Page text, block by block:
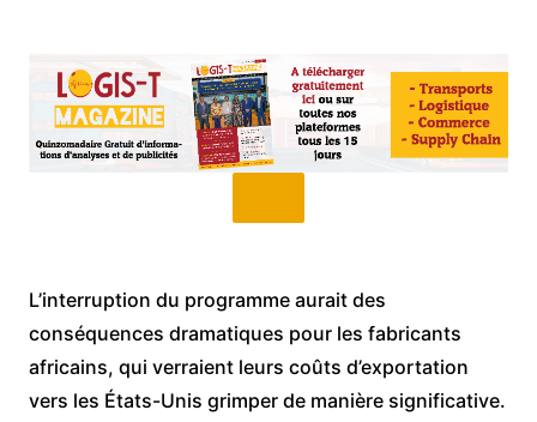
L’interruption du programme aurait des
conséquences dramatiques pour les fabricants
africains, qui verraient leurs coûts d’exportation
vers les États-Unis grimper de manière significative.